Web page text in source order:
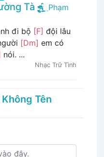
Tà
Phạm
đi bộ [F] đội lâu
[Dm] em có
nói. ...
Nhạc Trữ Tình
Tên